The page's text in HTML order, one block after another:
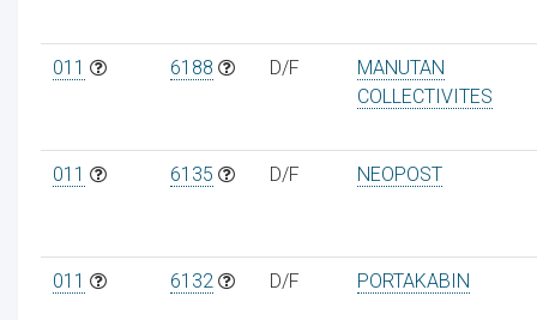
011 6188 D/F
MANUTAN
COLLECTIVITES
011 6135 D/F NEOPOST
011 6132 D/F PORTAKABIN